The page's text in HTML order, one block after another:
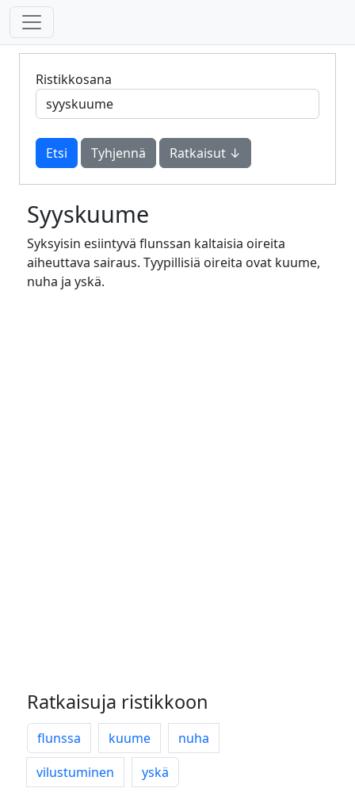
Ristikkosana
Tyhjennä Ratkaisut ↓
Syyskuume
Syksyisin esiintyvä flunssan kaltaisia oireita
aiheuttava sairaus. Tyypillisiä oireita ovat kuume,
nuha ja yskä.
Ratkaisuja ristikkoon
flunssa kuume
nuha
vilustuminen
yskä